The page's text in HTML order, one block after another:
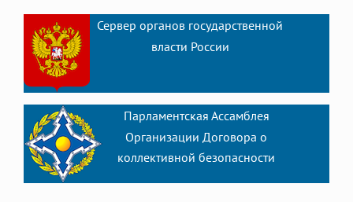
Сервер органов государственной
власти России
Парламентская Ассамблея
Организации Договора о
коллективной безопасности